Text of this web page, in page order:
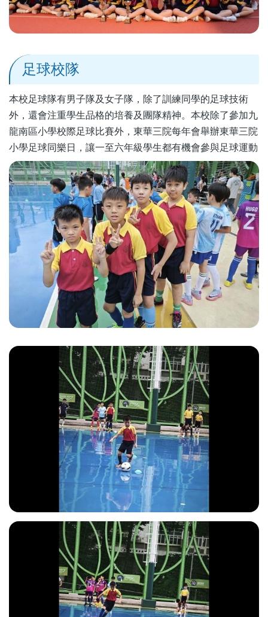
足球校隊
本校足球隊有男子隊及女子隊，除了訓練同學的足球技術
外，還會注重學生品格的培養及團隊精神。本校除了參加九
龍南區小學校際足球比賽外，東華三院每年會舉辦東華三院
小學足球同樂日，讓一至六年級學生都有機會參與足球運動